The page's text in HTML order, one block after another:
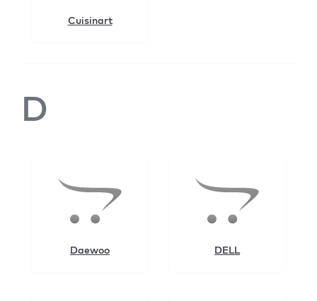
Cuisinart
D
Daewoo DELL